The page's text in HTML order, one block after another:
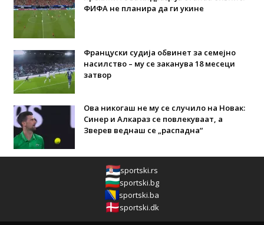
ФИФА не планира да ги укине
Француски судија обвинет за семејно
насилство – му се заканува 18 месеци
затвор
Ова никогаш не му се случило на Новак:
Синер и Алкараз се повлекуваат, а
Зверев веднаш се „распадна“
sportski.rs
sportski.bg
sportski.ba
sportski.dk